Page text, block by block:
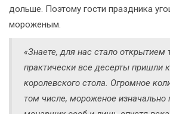
дольше. Поэтому гости праздника
мороженым.
«Знаете, для нас стало открытием
практически все десерты пришли
королевского стола. Огромное
том числе, мороженое изначально